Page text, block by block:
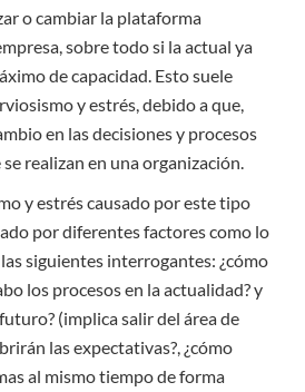
o cambiar la plataforma
sobre todo si la actual ya
de capacidad. Esto suele
y estrés, debido a que,
en las decisiones y procesos
realizan en una organización.
y estrés causado por este tipo
por diferentes factores como lo
siguientes interrogantes: ¿cómo
los procesos en la actualidad? y
(implica salir del área de
las expectativas?, ¿cómo
al mismo tiempo de forma